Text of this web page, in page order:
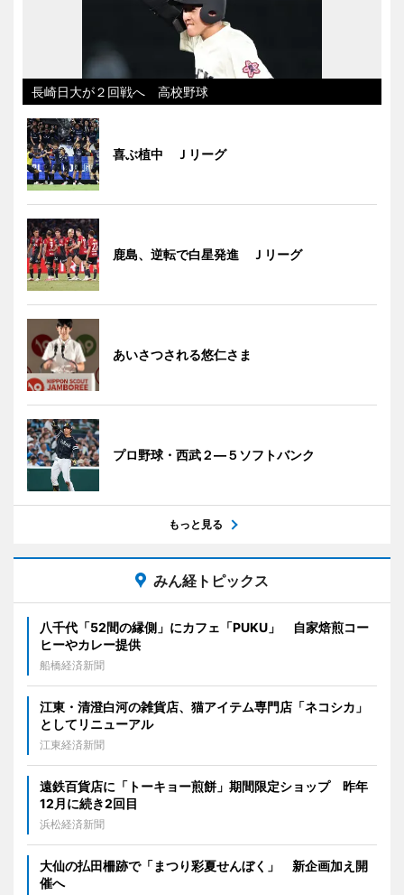
長崎日大が２回戦へ 高校野球
喜ぶ植中 Ｊリーグ
鹿島、逆転で白星発進 Ｊリーグ
あいさつされる悠仁さま
プロ野球・西武２―５ソフトバンク
もっと見る
みん経トピックス
八千代「52間の縁側」にカフェ「PUKU」 自家焙煎コー
ヒーやカレー提供
船橋経済新聞
江東・清澄白河の雑貨店、猫アイテム専門店「ネコシカ」
としてリニューアル
江東経済新聞
遠鉄百貨店に「トーキョー煎餅」期間限定ショップ 昨年
12月に続き2回目
浜松経済新聞
大仙の払田柵跡で「まつり彩夏せんぼく」 新企画加え開
催へ